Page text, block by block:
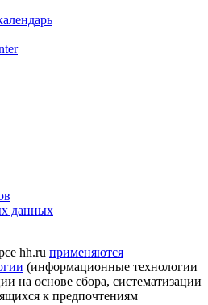
данных
hh.ru применяются
(информационные технологии
на основе сбора, систематизации
к предпочтениям